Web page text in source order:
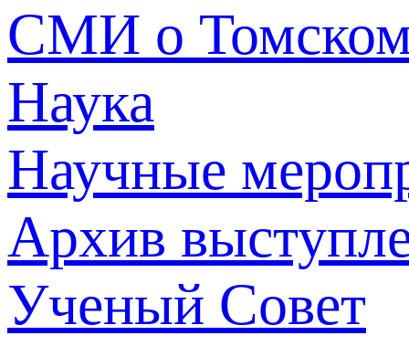
СМИ о
Наука
Научные
Архив
Ученый Совет